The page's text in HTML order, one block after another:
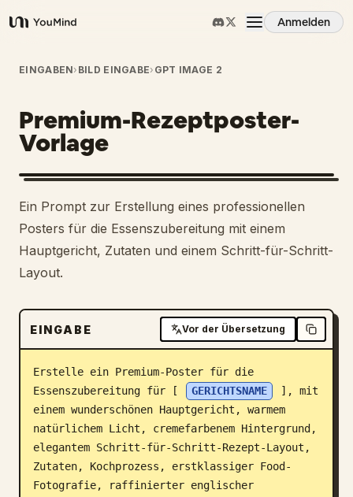
YouMind
Anmelden
Übersicht
Anwendungsfälle
Fähigkeiten
Prompts
Preise
Download
Blog
Updates
EINGABEN› BILD EINGABE› GPT IMAGE 2
Premium-Rezeptposter-
Vorlage
Ein Prompt zur Erstellung eines professionellen
Posters für die Essenszubereitung mit einem
Hauptgericht, Zutaten und einem Schritt-für-Schritt-
Layout.
EINGABE Vor der Übersetzung
Erstelle ein Premium-Poster für die
Essenszubereitung für [
GERICHTSNAME
], mit
einem wunderschönen Hauptgericht, warmem
natürlichem Licht, cremefarbenem Hintergrund,
elegantem Schritt-für-Schritt-Rezept-Layout,
Zutaten, Kochprozess, erstklassiger Food-
Fotografie, raffinierter englischer